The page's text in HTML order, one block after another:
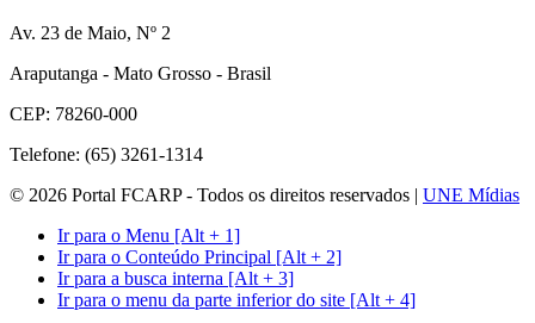
Av. 23 de Maio, Nº 2
Araputanga - Mato Grosso - Brasil
CEP: 78260-000
Telefone: (65) 3261-1314
© 2026 Portal FCARP - Todos os direitos reservados | UNE Mídias
Ir para o Menu [Alt + 1]
Ir para o Conteúdo Principal [Alt + 2]
Ir para a busca interna [Alt + 3]
Ir para o menu da parte inferior do site [Alt + 4]